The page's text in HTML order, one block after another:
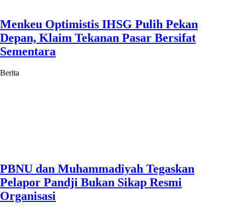
Menkeu Optimistis IHSG Pulih Pekan
Depan, Klaim Tekanan Pasar Bersifat
Sementara
Berita
PBNU dan Muhammadiyah Tegaskan
Pelapor Pandji Bukan Sikap Resmi
Organisasi